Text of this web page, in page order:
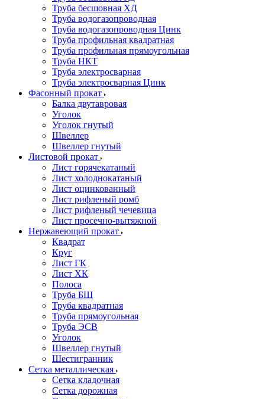
Труба бесшовная ХД
Труба водогазопроводная
Труба водогазопроводная Цинк
Труба профильная квадратная
Труба профильная прямоугольная
Труба НКТ
Труба электросварная
Труба электросварная Цинк
Фасонный прокат
Балка двутавровая
Уголок
Уголок гнутый
Швеллер
Швеллер гнутый
Листовой прокат
Лист горячекатаный
Лист холоднокатаный
Лист оцинкованный
Лист рифленый ромб
Лист рифленый чечевица
Лист просечно-вытяжной
Нержавеющий прокат
Квадрат
Круг
Лист ГК
Лист ХК
Полоса
Труба БШ
Труба квадратная
Труба прямоугольная
Труба ЭСВ
Уголок
Швеллер гнутый
Шестигранник
Сетка металлическая
Сетка кладочная
Сетка дорожная